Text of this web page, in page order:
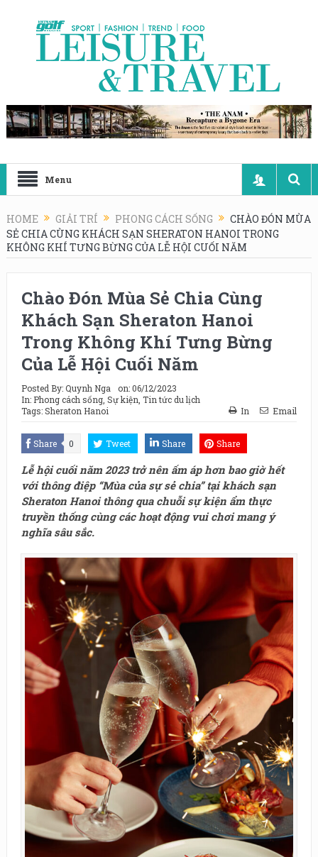
Menu
HOME GIẢI TRÍ PHONG CÁCH SỐNG
CHÀO ĐÓN MÙA
SẺ CHIA CÙNG KHÁCH SẠN SHERATON HANOI TRONG
KHÔNG KHÍ TƯNG BỪNG CỦA LỄ HỘI CUỐI NĂM
Chào Đón Mùa Sẻ Chia Cùng
Khách Sạn Sheraton Hanoi
Trong Không Khí Tưng Bừng
Của Lễ Hội Cuối Năm
Posted By:Quynh Nga on:06/12/2023
In: Phong cách sống, Sự kiện Tin tức du lịch
Tags:Sheraton Hanoi In Email
Share 0 Tweet Share Share
Lễ hội cuối năm 2023 trở nên ấm áp hơn bao giờ hết
với thông điệp “Mùa của sự sẻ chia” tại khách sạn
Sheraton Hanoi thông qua chuỗi sự kiện ẩm thực
truyền thống cùng các hoạt động vui chơi mang ý
nghĩa sâu sắc.